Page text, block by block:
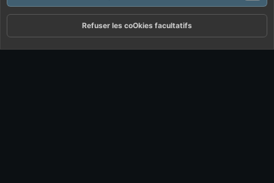
Refuser les coOkies facultatifs